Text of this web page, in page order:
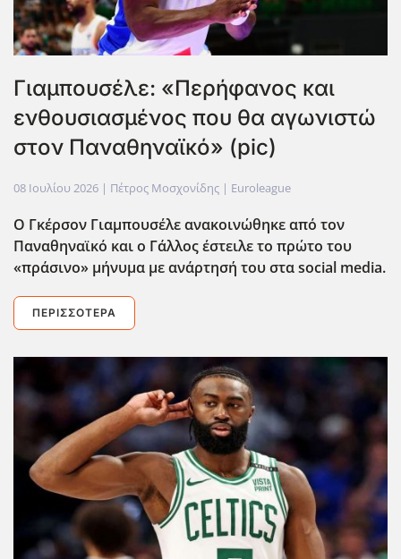
Γιαμπουσέλε: «Περήφανος και
ενθουσιασμένος που θα αγωνιστώ
στον Παναθηναϊκό» (pic)
08 Ιουλίου 2026 | Πέτρος Μοσχονίδης | Euroleague
Ο Γκέρσον Γιαμπουσέλε ανακοινώθηκε από τον
Παναθηναϊκό και ο Γάλλος έστειλε το πρώτο του
«πράσινο» μήνυμα με ανάρτησή του στα social media.
ΠΕΡΙΣΣΌΤΕΡΑ